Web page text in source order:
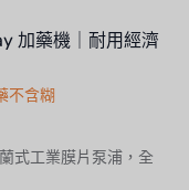
加藥機｜耐用經濟
不含糊
式工業膜片泵浦，全